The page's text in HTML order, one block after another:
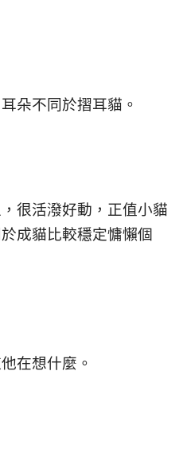
朵不同於摺耳貓。
很活潑好動，正值小貓
成貓比較穩定慵懶個
在想什麼。